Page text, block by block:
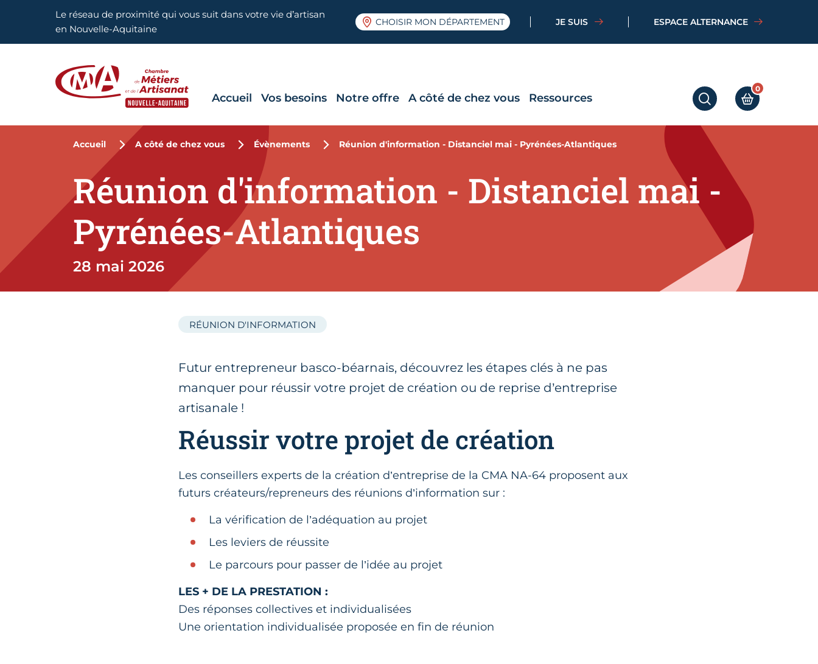
Aller en haut de pageLe réseau de proximité qui vous suit dans votre vie d’artisan
en Nouvelle-Aquitaine
CHOISIR MON DÉPARTEMENT JE SUIS ESPACE ALTERNANCE
RECHERCHERMON PANIER
0
Accueil Vos besoins Notre offre A côté de chez vous Ressources
Accueil A côté de chez vous Évènements Réunion d'information - Distanciel mai - Pyrénées-Atlantiques
Réunion d'information - Distanciel mai -
Pyrénées-Atlantiques
28 mai 2026
RÉUNION D'INFORMATION
Futur entrepreneur basco-béarnais, découvrez les étapes clés à ne pas
manquer pour réussir votre projet de création ou de reprise d’entreprise
artisanale !
Réussir votre projet de création
Les conseillers experts de la création d’entreprise de la CMA NA-64 proposent aux
futurs créateurs/repreneurs des réunions d’information sur :
La vérification de l’adéquation au projet
Les leviers de réussite
Le parcours pour passer de l’idée au projet
LES + DE LA PRESTATION :
Des réponses collectives et individualisées
Une orientation individualisée proposée en fin de réunion